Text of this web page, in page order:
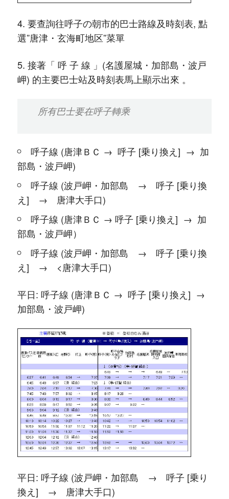
4. 要查詢往呼子の朝市的巴士路線及時刻表, 點
選”唐津・玄海町地区”菜單
5. 接著「 呼 子 線 」(名護屋城・加部島・波戸
岬) 的主要巴士站及時刻表馬上顯示出來 。
所有巴士要在呼子轉乘
呼子線 (唐津ＢＣ → 呼子 [乗り換え] → 加
部島・波戸岬)
呼子線 (波戸岬・加部島 → 呼子 [乗り換
え] → 唐津大手口)
呼子線 (唐津ＢＣ → 呼子 [乗り換え] → 加
部島・波戸岬）
呼子線 (波戸岬・加部島 → 呼子 [乗り換
え] → <唐津大手口)
平日: 呼子線 (唐津ＢＣ → 呼子 [乗り換え] →
加部島・波戸岬)
平日: 呼子線 (波戸岬・加部島 → 呼子 [乗り
換え] → 唐津大手口)